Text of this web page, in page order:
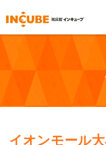
イオンモール